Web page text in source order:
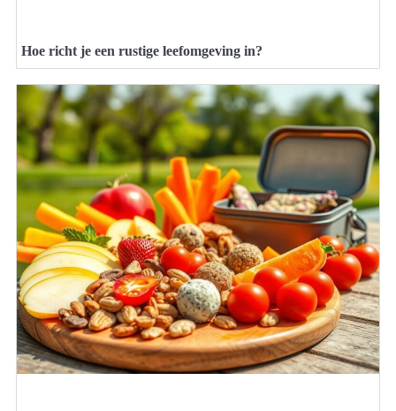
Hoe richt je een rustige leefomgeving in?